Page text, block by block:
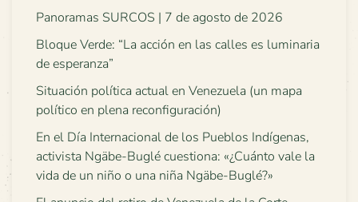
Panoramas SURCOS | 7 de agosto de 2026
Bloque Verde: “La acción en las calles es luminaria
de esperanza”
Situación política actual en Venezuela (un mapa
político en plena reconfiguración)
En el Día Internacional de los Pueblos Indígenas,
activista Ngäbe-Buglé cuestiona: «¿Cuánto vale la
vida de un niño o una niña Ngäbe-Buglé?»